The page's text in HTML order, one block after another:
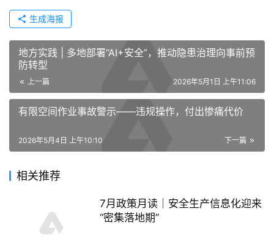
生成海报
地方实践 | 多地部署“AI+安全”，推动隐患治理向事前预
防转型
上一篇 2026年5月1日 上午11:06
有限空间作业事故警示——违规操作，付出惨痛代价
下一篇
2026年5月4日 上午10:10
相关推荐
7月政策月读｜安全生产信息化迎来
“密集落地期”